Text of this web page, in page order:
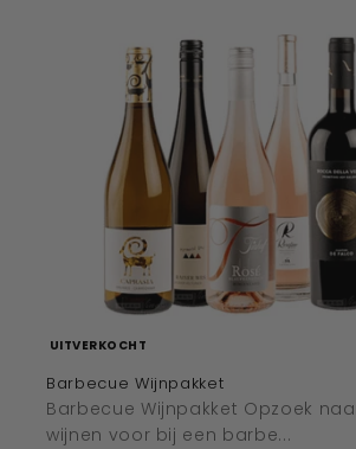
UITVERKOCHT
Barbecue Wijnpakket
Barbecue Wijnpakket Opzoek
wijnen voor bij een barbe...